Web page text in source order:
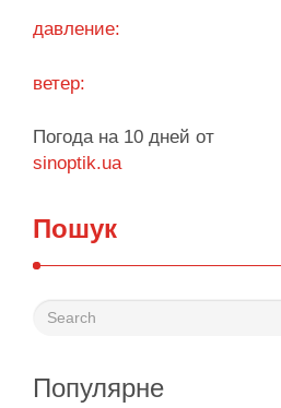
звільнення “володаря …
Поділитися у соцмережах:
давление:
ветер:
Погода на 10 дней от
sinoptik.ua
Пошук
Популярне